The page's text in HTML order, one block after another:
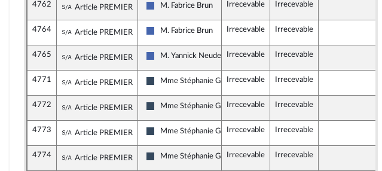
4762 Sous-amendement de l'amendement n°3952
Article PREMIER Les Républicains
M. Fabrice Brun Irrecevable Irrecevable
4764 Sous-amendement de l'amendement n°3952
Article PREMIER Les Républicains
M. Fabrice Brun Irrecevable Irrecevable
4765 Sous-amendement de l'amendement n°3952
Article PREMIER Les Républicains
M. Yannick Neuder Irrecevable Irrecevable
4771 Sous-amendement de l'amendement n°3952
Article PREMIER Rassemblement National
Mme Stéphanie GalzyIrrecevable Irrecevable
4772 Sous-amendement de l'amendement n°3952
Article PREMIER Rassemblement National
Mme Stéphanie GalzyIrrecevable Irrecevable
4773 Sous-amendement de l'amendement n°3952
Article PREMIER Rassemblement National
Mme Stéphanie GalzyIrrecevable Irrecevable
4774 Sous-amendement de l'amendement n°3952
Article PREMIER Rassemblement National
Mme Stéphanie GalzyIrrecevable Irrecevable